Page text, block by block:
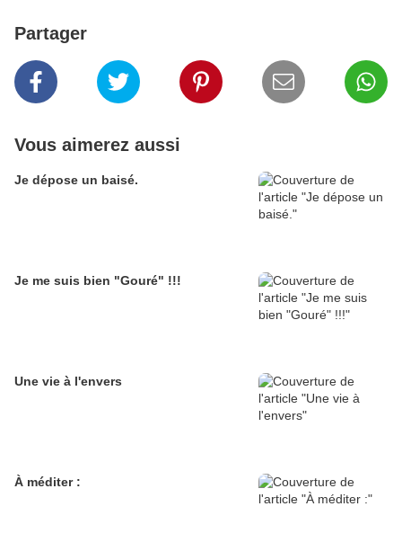
Partager
Vous aimerez aussi
Je dépose un baisé.
Je me suis bien "Gouré" !!!
Une vie à l'envers
À méditer :